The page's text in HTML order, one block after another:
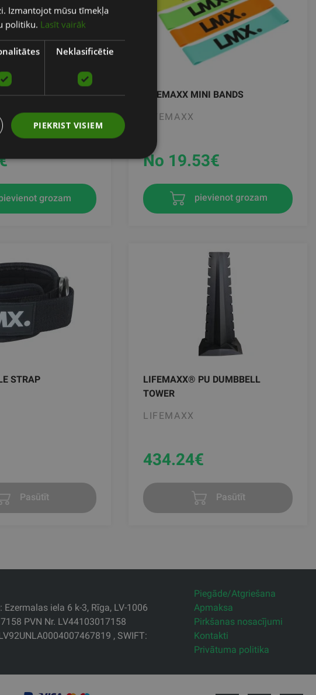
MAT RACK. FOR
grozam
LIFEMAXX MINI BANDS
LIFEMAXX
No 19.53€
pievienot grozam
STRAP
Pasūtīt
LIFEMAXX® PU DUMBBELL
TOWER
LIFEMAXX
434.24€
Pasūtīt
iela 6 k-3, Rīga, LV-1006
PVN Nr. LV44103017158
, SWIFT:
Piegāde/Atgriešana
Apmaksa
Pirkšanas nosacījumi
Kontakti
Privātuma politika
LATVIAN
RUSSIAN
Izmantojot mūsu tīmekļa
politiku. Lasīt vairāk
Neklasificētie
PIEKRIST VISIEM